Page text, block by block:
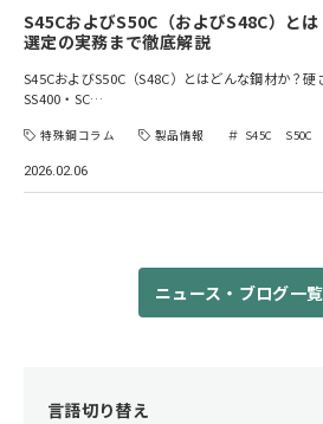
S45CおよびS50C（およびS48C）と
選定の実務まで徹底解説
S45CおよびS50C（S48C）とはどんな鋼材か？
SS400・SC…
特殊鋼コラム 製品情報 S45C S50C
2026.02.06
ニュース・ブログ一
言語切り替え